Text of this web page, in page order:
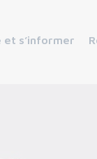
et s’informer